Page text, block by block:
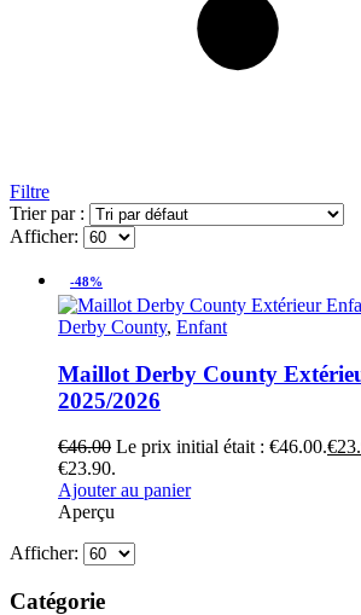
Filtre
Trier par :
Afficher:
-48%
Derby County, Enfant
Maillot Derby County
2025/2026
€46.00 Le prix initial était : €46.00.€
€23.90.
Ajouter au panier
Aperçu
Afficher:
Catégorie